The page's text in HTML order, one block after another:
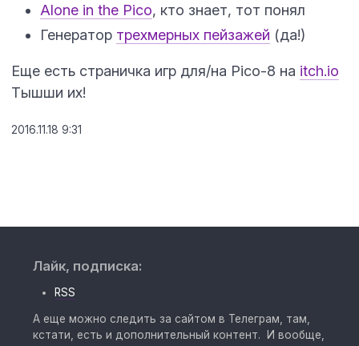
Alone in the Pico, кто знает, тот понял
Генератор трехмерных пейзажей (да!)
Еще есть страничка игр для/на Pico-8 на itch.io
Тышши их!
2016.11.18 9:31
Лайк, подписка:
RSS
А еще можно следить за сайтом в Телеграм, там,
кстати, есть и дополнительный контент. И вообще,